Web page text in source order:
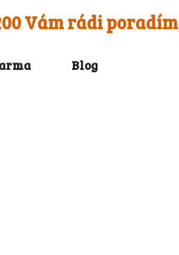
Vám rádi
Blog